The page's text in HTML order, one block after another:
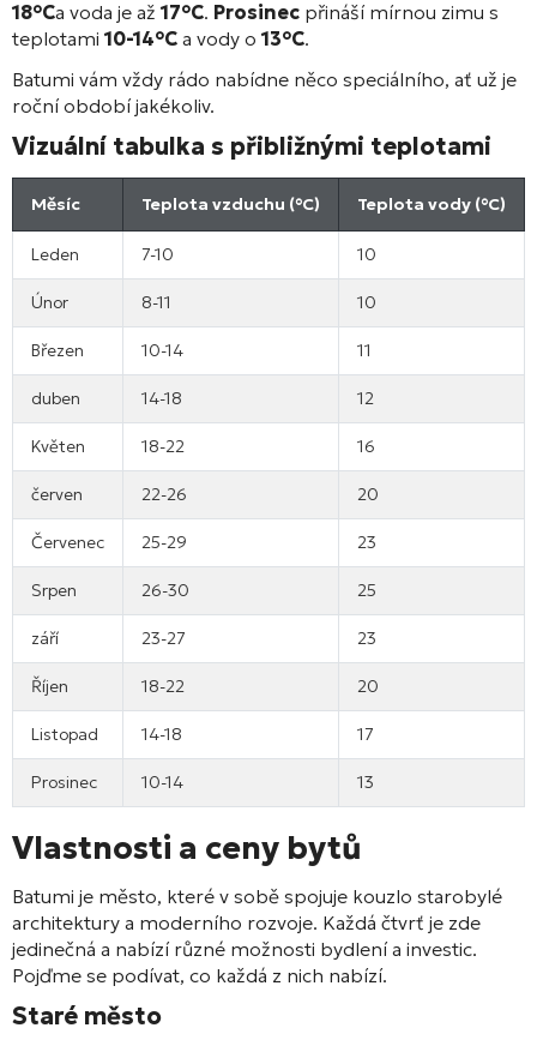
18°Ca voda je až 17°C. Prosinec přináší mírnou zimu s
teplotami 10-14°C a vody o 13°C.
Batumi vám vždy rádo nabídne něco speciálního, ať už je
roční období jakékoliv.
Vizuální tabulka s přibližnými teplotami
Měsíc Teplota vzduchu (°C) Teplota vody (°C)
Leden 7-10 10
Únor 8-11 10
Březen 10-14 11
duben 14-18 12
Květen 18-22 16
červen 22-26 20
Červenec 25-29 23
Srpen 26-30 25
září 23-27 23
Říjen 18-22 20
Listopad 14-18 17
Prosinec 10-14 13
Vlastnosti a ceny bytů
Batumi je město, které v sobě spojuje kouzlo starobylé
architektury a moderního rozvoje. Každá čtvrť je zde
jedinečná a nabízí různé možnosti bydlení a investic.
Pojďme se podívat, co každá z nich nabízí.
Staré město